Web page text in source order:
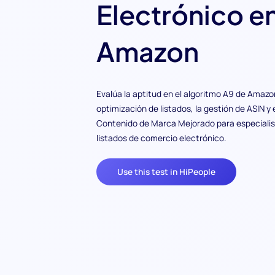
Electrónico
Amazon
Evalúa la aptitud en el algoritmo A9 de
optimización de listados, la gestión de ASIN y
Contenido de Marca Mejorado para
listados de comercio electrónico.
Use this test in HiPeople